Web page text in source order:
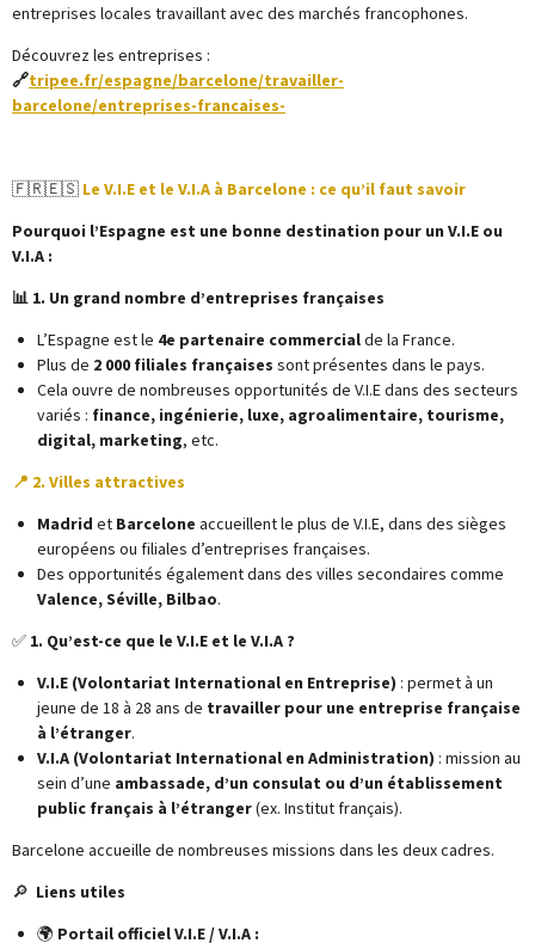
entreprises locales travaillant avec des marchés francophones.
Découvrez les entreprises :
🔗tripee.fr/espagne/barcelone/travailler-
barcelone/entreprises-francaises-
🇫🇷🇪🇸 Le V.I.E et le V.I.A à Barcelone : ce qu’il faut savoir
Pourquoi l’Espagne est une bonne destination pour un V.I.E ou
V.I.A :
📊 1. Un grand nombre d’entreprises françaises
L’Espagne est le 4e partenaire commercialde la France.
Plus de 2 000 filiales françaises sont présentes dans le pays.
Cela ouvre de nombreuses opportunités de V.I.E dans des secteurs
variés : finance, ingénierie, luxe, agroalimentaire, tourisme,
digital, marketing, etc.
📍 2. Villes attractives
Madrid et Barcelone accueillent le plus de V.I.E, dans des sièges
européens ou filiales d’entreprises françaises.
Des opportunités également dans des villes secondaires comme
Valence, Séville, Bilbao.
✅ 1. Qu’est-ce que le V.I.E et le V.I.A ?
V.I.E (Volontariat International en Entreprise) : permet à un
jeune de 18 à 28 ans de travailler pour une entreprise française
à l’étranger.
V.I.A (Volontariat International en Administration) : mission au
sein d’une ambassade, d’un consulat ou d’un établissement
public français à l’étranger(ex. Institut français).
Barcelone accueille de nombreuses missions dans les deux cadres.
🔎 Liens utiles
🌍 Portail officiel V.I.E / V.I.A :